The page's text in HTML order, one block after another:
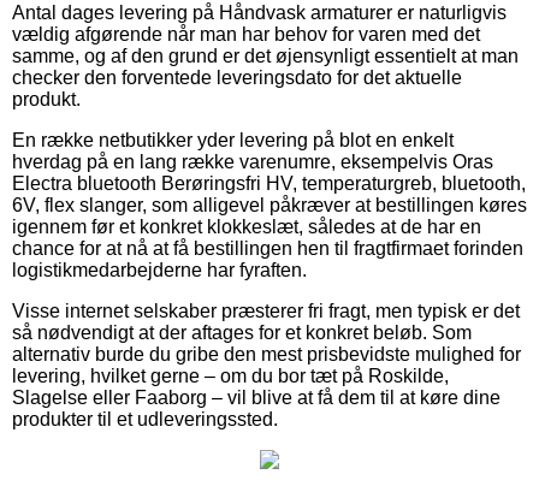
Antal dages levering på Håndvask armaturer er naturligvis
vældig afgørende når man har behov for varen med det
samme, og af den grund er det øjensynligt essentielt at man
checker den forventede leveringsdato for det aktuelle
produkt.
En række netbutikker yder levering på blot en enkelt
hverdag på en lang række varenumre, eksempelvis Oras
Electra bluetooth Berøringsfri HV, temperaturgreb, bluetooth,
6V, flex slanger, som alligevel påkræver at bestillingen køres
igennem før et konkret klokkeslæt, således at de har en
chance for at nå at få bestillingen hen til fragtfirmaet forinden
logistikmedarbejderne har fyraften.
Visse internet selskaber præsterer fri fragt, men typisk er det
så nødvendigt at der aftages for et konkret beløb. Som
alternativ burde du gribe den mest prisbevidste mulighed for
levering, hvilket gerne – om du bor tæt på Roskilde,
Slagelse eller Faaborg – vil blive at få dem til at køre dine
produkter til et udleveringssted.